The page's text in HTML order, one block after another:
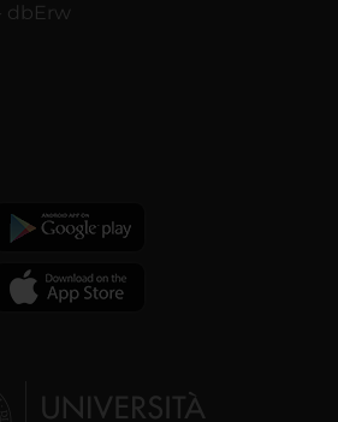
dbErw